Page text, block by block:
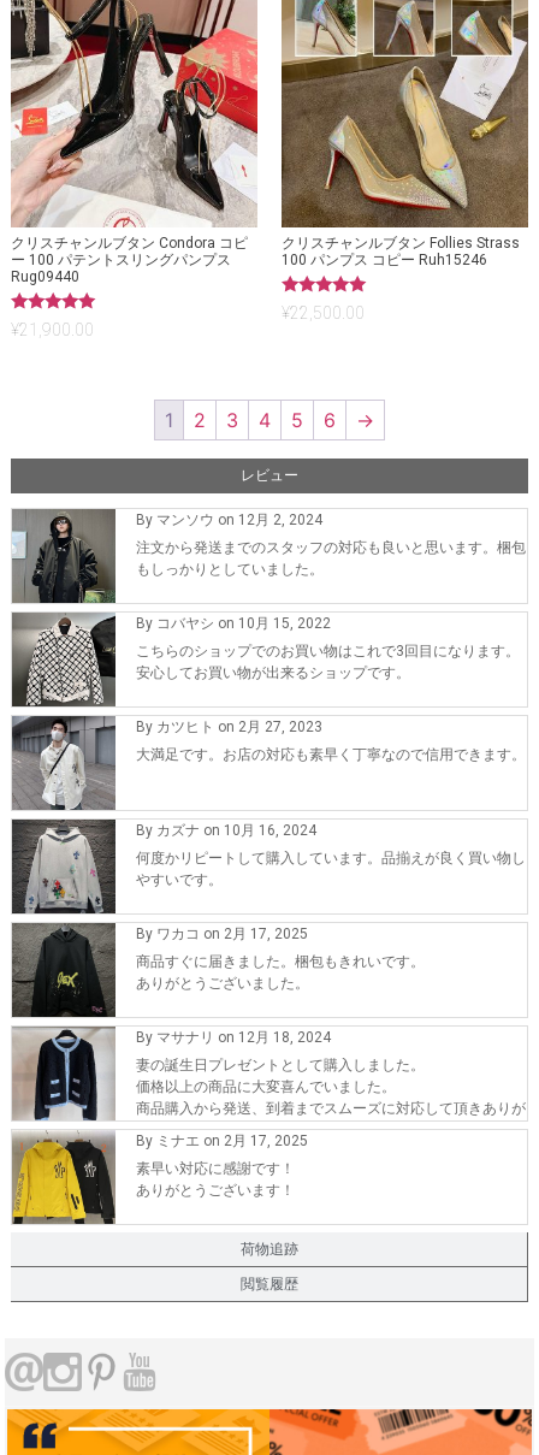
クリスチャンルブタン Condora コピ
ー 100 パテントスリングパンプス
Rug09440
5段階中
5.00
¥21,900.00
クリスチャンルブタン Follies Strass
100 パンプス コピー Ruh15246
5段階中
5.00
¥22,500.00
1 2 3 4 5 6 →
レビュー
荷物追跡
閲覧履歴
By マンソウ on 12月 2, 2024
注文から発送までのスタッフの対応も良いと思います。梱包
もしっかりとしていました。
By コバヤシ on 10月 15, 2022
こちらのショップでのお買い物はこれで3回目になります。
安心してお買い物が出来るショップです。
By カツヒト on 2月 27, 2023
大満足です。お店の対応も素早く丁寧なので信用できます。
By カズナ on 10月 16, 2024
何度かリピートして購入しています。品揃えが良く買い物し
やすいです。
By ワカコ on 2月 17, 2025
商品すぐに届きました。梱包もきれいです。
ありがとうございました。
By マサナリ on 12月 18, 2024
妻の誕生日プレゼントとして購入しました。
価格以上の商品に大変喜んでいました。
商品購入から発送、到着までスムーズに対応して頂きありが
とうございます。
また、機会が有れば購入したいです。
By ミナエ on 2月 17, 2025
素早い対応に感謝です！
ありがとうございます！